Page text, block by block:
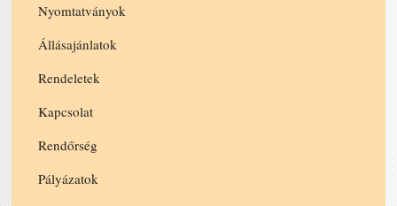
Nyomtatványok
Állásajánlatok
Rendeletek
Kapcsolat
Rendőrség
Pályázatok